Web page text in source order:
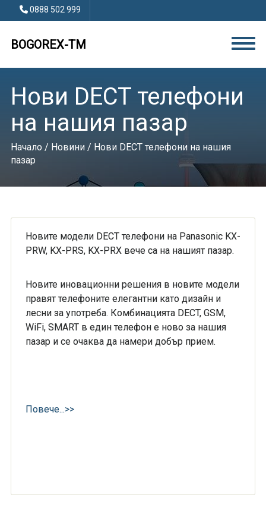
0888 502 999
BOGOREX-TM
Нови DECT телефони
на нашия пазар
Начало / Новини/ Нови DECT телефони на нашия
пазар
Новите модели DECT телефони на Panasonic KX-
PRW, KX-PRS, KX-PRX вече са на нашият пазар.
Новите иновационни решения в новите модели
правят телефоните елегантни като дизайн и
лесни за употреба. Комбинацията DECT, GSM,
WiFi, SMART в един телефон е ново за нашия
пазар и се очаква да намери добър прием.
Повече...>>